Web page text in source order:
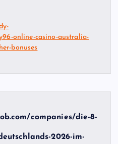
online-casino-australia-
bonuses
companies/die-8-
2026-im-